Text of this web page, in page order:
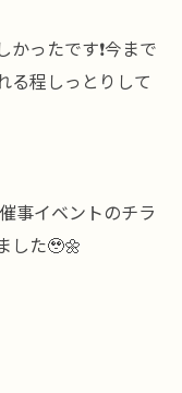
ったです❗️今まで
る程しっとりして
事イベントのチラ
した🥹🌼